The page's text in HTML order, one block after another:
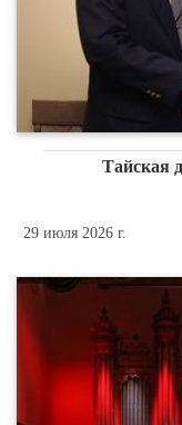
Тайская
29 июля 2026 г.